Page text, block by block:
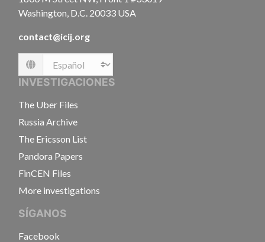
Washington, D.C. 20033 USA
contact@icij.org
Language
INVESTIGACIONES
The Uber Files
Russia Archive
The Ericsson List
Pandora Papers
FinCEN Files
More investigations
SÍGANOS
Facebook